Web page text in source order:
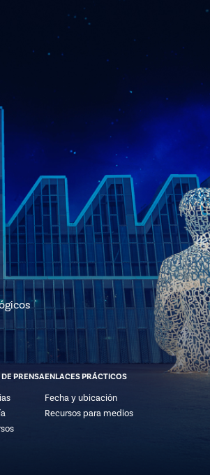
PRENSAENLACES PRÁCTICOS
Fecha y ubicación
Recursos para medios